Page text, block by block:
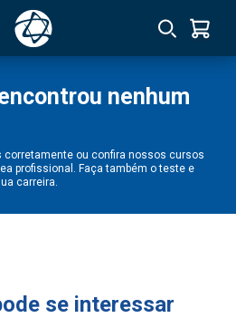
nenhum
ou confira nossos cursos
profissional. Faça também o teste e
carreira.
se interessar